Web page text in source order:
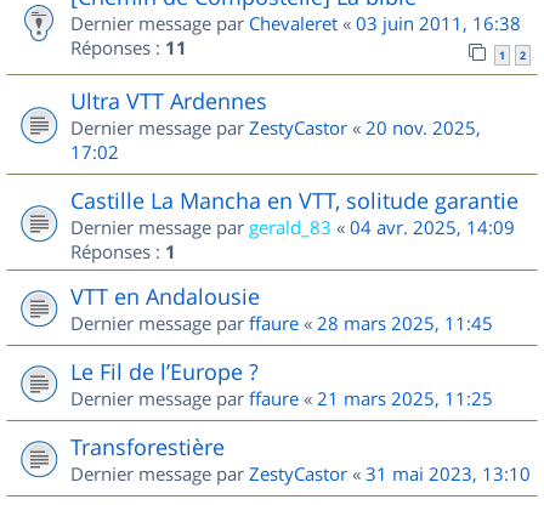
Dernier message par Chevaleret « 03 juin 2011, 16:38
Réponses : 11 1 2
Ultra VTT Ardennes
Dernier message par ZestyCastor « 20 nov. 2025,
17:02
Castille La Mancha en VTT, solitude garantie
Dernier message par gerald_83 « 04 avr. 2025, 14:09
Réponses : 1
VTT en Andalousie
Dernier message par ffaure « 28 mars 2025, 11:45
Le Fil de l’Europe ?
Dernier message par ffaure « 21 mars 2025, 11:25
Transforestière
Dernier message par ZestyCastor « 31 mai 2023, 13:10